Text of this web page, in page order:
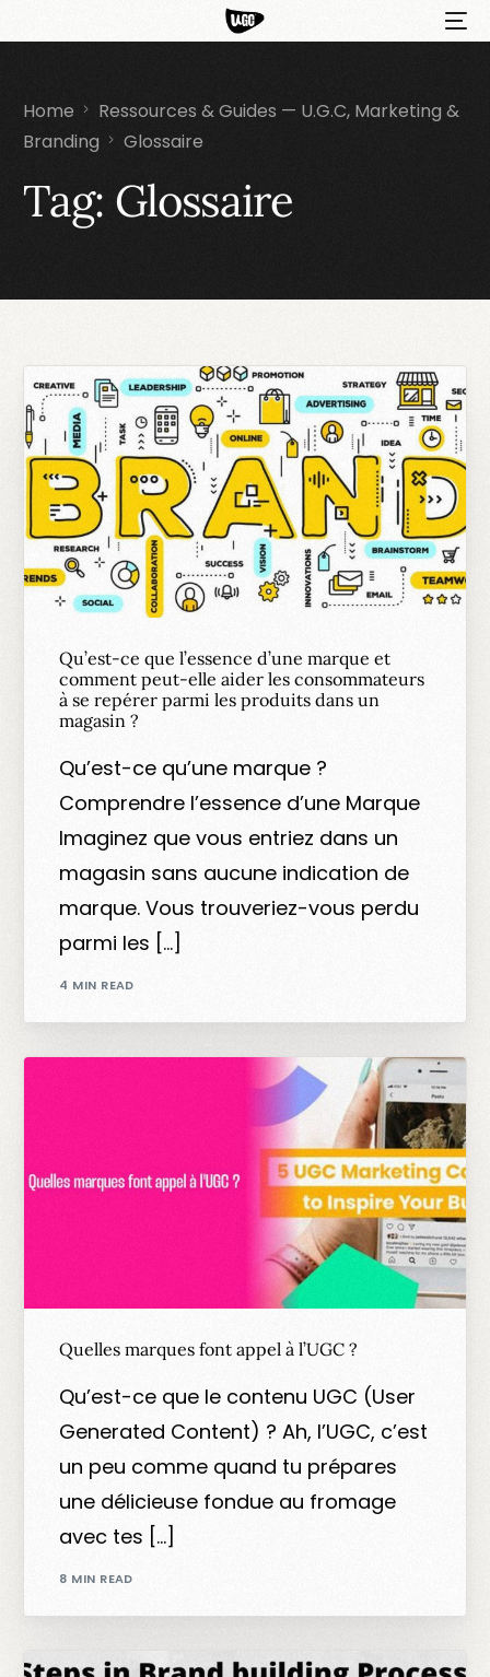
Home
Ressources & Guides — U.G.C, Marketing &
Branding
Glossaire
Tag: Glossaire
Qu’est-ce que l’essence d’une marque et
comment peut-elle aider les consommateurs
à se repérer parmi les produits dans un
magasin ?
Qu’est-ce qu’une marque ?
Comprendre l’essence d’une Marque
Imaginez que vous entriez dans un
magasin sans aucune indication de
marque. Vous trouveriez-vous perdu
parmi les […]
4 MIN READ
Quelles marques font appel à l’UGC ?
Qu’est-ce que le contenu UGC (User
Generated Content) ? Ah, l’UGC, c’est
un peu comme quand tu prépares
une délicieuse fondue au fromage
avec tes […]
8 MIN READ
HOT